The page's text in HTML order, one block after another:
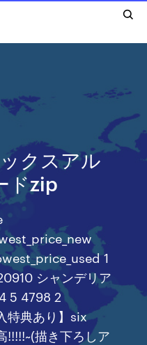
クスアル
ドzip
1
シャンデリア
5 4798 2
特典あり】six
!!!!!~(描き下ろしア